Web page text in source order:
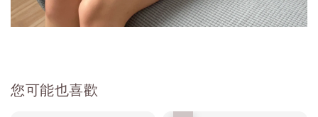
您可能也喜歡